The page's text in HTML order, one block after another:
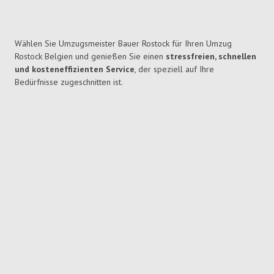
Wählen Sie Umzugsmeister Bauer Rostock für Ihren Umzug
Rostock Belgien und genießen Sie einen stressfreien, schnellen
und kosteneffizienten Service, der speziell auf Ihre
Bedürfnisse zugeschnitten ist.